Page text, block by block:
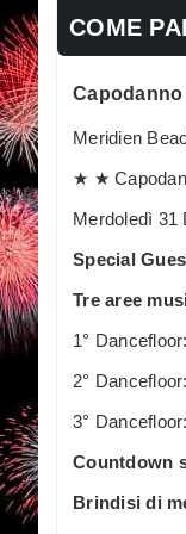
COME
Capodanno
Meridien
★ ★
Merdoledì 31
Special
Tre aree
1°
2°
3°
Countdown
Brindisi di